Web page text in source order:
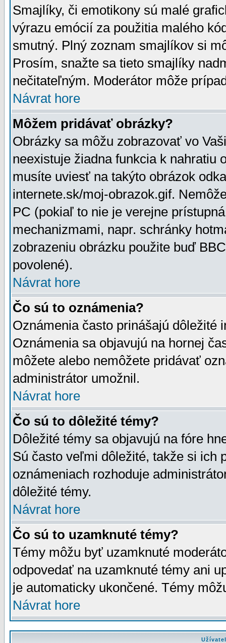
Smajlíky, či emotikony sú malé
výrazu emócií za použitia malého
smutný. Plný zoznam smajlíkov si
Prosím, snažte sa tieto smajlíky
nečitateľným. Moderátor môže
Návrat hore
Môžem pridávať obrázky?
Obrázky sa môžu zobrazovať vo
neexistuje žiadna funkcia k nahratiu
musíte uviesť na takýto obrázok
internete.sk/moj-obrazok.gif.
PC (pokiaľ to nie je verejne
mechanizmami, napr. schránky
zobrazeniu obrázku použite buď
povolené).
Návrat hore
Čo sú to oznámenia?
Oznámenia často prinášajú dôležité
Oznámenia sa objavujú na hornej
môžete alebo nemôžete pridávať
administrátor umožnil.
Návrat hore
Čo sú to dôležité témy?
Dôležité témy sa objavujú na fóre
Sú často veľmi dôležité, takže si ich
oznámeniach rozhoduje
dôležité témy.
Návrat hore
Čo sú to uzamknuté témy?
Témy môžu byť uzamknuté
odpovedať na uzamknuté témy ani
je automaticky ukončené. Témy
Návrat hore